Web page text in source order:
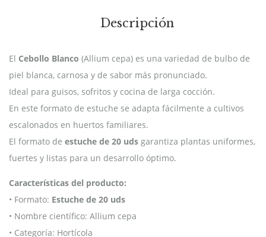
Descripción
El Cebollo Blanco (Allium cepa) es una variedad de bulbo de
piel blanca, carnosa y de sabor más pronunciado.
Ideal para guisos, sofritos y cocina de larga cocción.
En este formato de estuche se adapta fácilmente a cultivos
escalonados en huertos familiares.
El formato de estuche de 20 uds garantiza plantas uniformes,
fuertes y listas para un desarrollo óptimo.
Características del producto:
• Formato: Estuche de 20 uds
• Nombre científico: Allium cepa
• Categoría: Hortícola